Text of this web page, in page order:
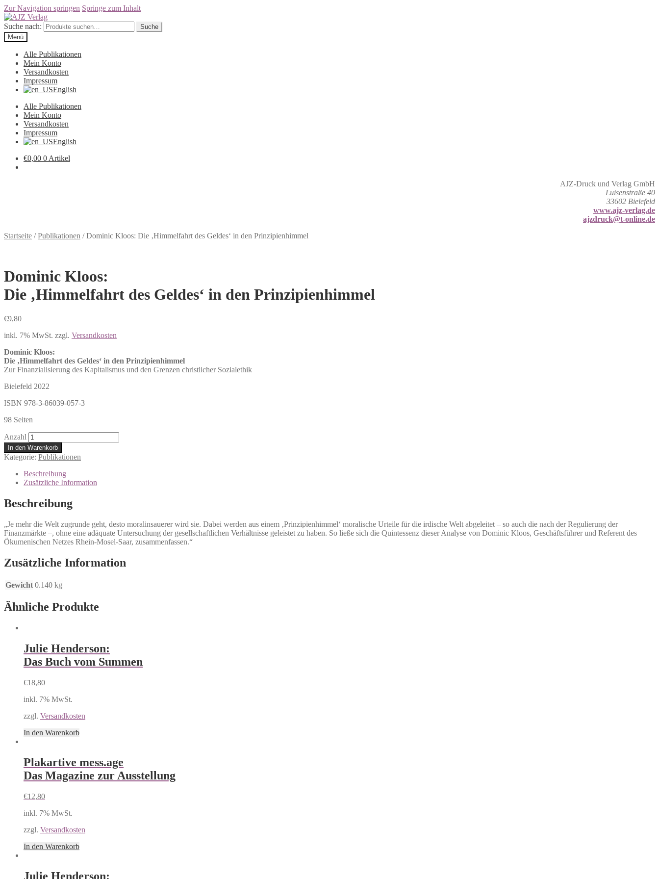
Zur Navigation springen Springe zum Inhalt
Suche nach:
Suche
Menü
Alle Publikationen
Mein Konto
Versandkosten
Impressum
English
Alle Publikationen
Mein Konto
Versandkosten
Impressum
English
€0,00 0 Artikel
AJZ-Druck und Verlag GmbH
Luisenstraße 40
33602 Bielefeld
www.ajz-verlag.de
ajzdruck@t-online.de
Startseite /Publikationen /Dominic Kloos: Die ‚Himmelfahrt des Geldes‘ in den Prinzipienhimmel
Dominic Kloos:
Die ‚Himmelfahrt des Geldes‘ in den Prinzipienhimmel
€9,80
inkl. 7% MwSt. zzgl. Versandkosten
Dominic Kloos:
Die ‚Himmelfahrt des Geldes‘ in den Prinzipienhimmel
Zur Finanzialisierung des Kapitalismus und den Grenzen christlicher Sozialethik
Bielefeld 2022
ISBN 978-3-86039-057-3
98 Seiten
Anzahl
In den Warenkorb
Kategorie: Publikationen
Beschreibung
Zusätzliche Information
Beschreibung
„Je mehr die Welt zugrunde geht, desto moralinsauerer wird sie. Dabei werden aus einem ‚Prinzipienhimmel‘ moralische Urteile für die irdische Welt abgeleitet – so auch die nach der Regulierung der
Finanzmärkte –, ohne eine adäquate Untersuchung der gesellschaftlichen Verhältnisse geleistet zu haben. So ließe sich die Quintessenz dieser Analyse von Dominic Kloos, Geschäftsführer und Referent des
Ökumenischen Netzes Rhein-Mosel-Saar, zusammenfassen.“
Zusätzliche Information
Gewicht 0.140 kg
Ähnliche Produkte
Julie Henderson:
Das Buch vom Summen
€18,80
inkl. 7% MwSt.
zzgl. Versandkosten
In den Warenkorb
Plakartive mess.age
Das Magazine zur Ausstellung
€12,80
inkl. 7% MwSt.
zzgl. Versandkosten
In den Warenkorb
Julie Henderson: